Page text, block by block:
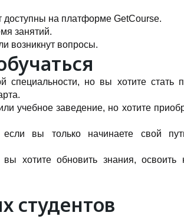
на платформе GetCourse.
занятий.
возникнут вопросы.
но вы хотите стать
учебное заведение, но хотите
если вы только начинаете свой
вы хотите обновить знания,
студентов